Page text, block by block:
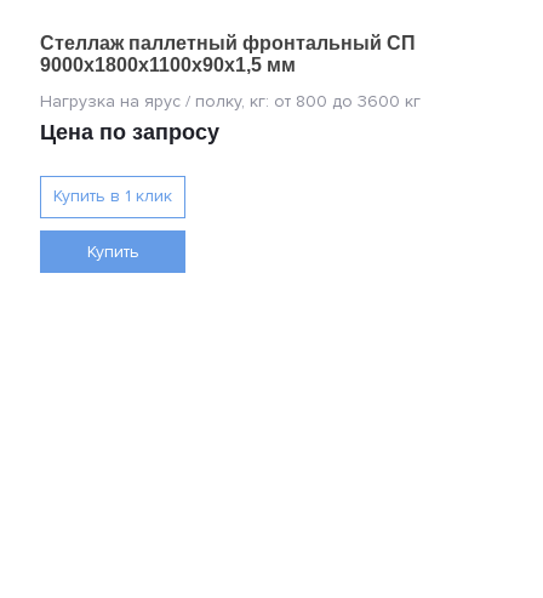
Стеллаж паллетный фронтальный СП
9000х1800х1100х90х1,5 мм
Цена по запросу
Купить